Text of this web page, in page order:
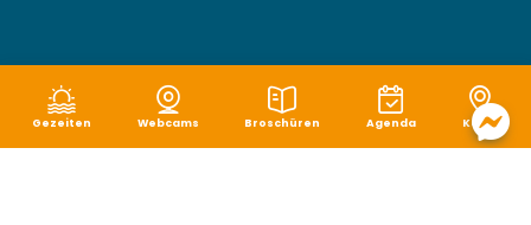
Gezeiten Webcams Broschüren Agenda Karte